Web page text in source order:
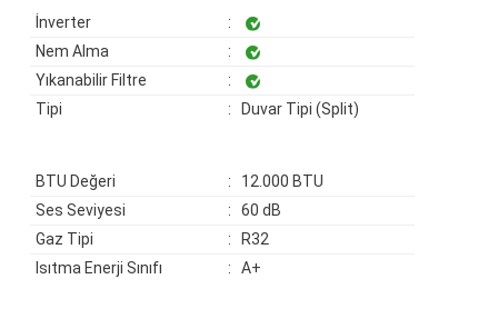
İnverter
:
Nem Alma
:
Yıkanabilir Filtre
:
Tipi
: Duvar Tipi (Split)
BTU Değeri
: 12.000 BTU
Ses Seviyesi
: 60 dB
Gaz Tipi
: R32
Isıtma Enerji Sınıfı
: A+